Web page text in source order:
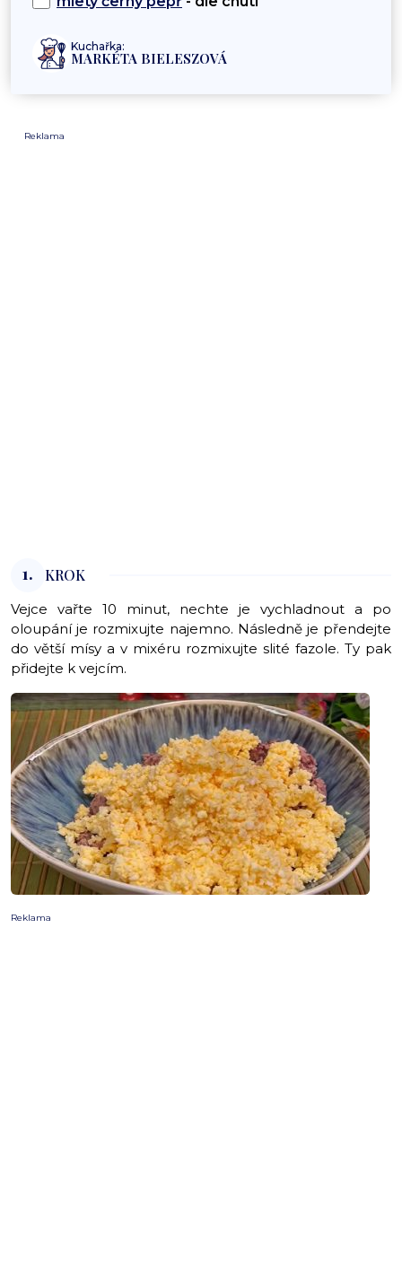
Kuchařka:
MARKÉTA BIELESZOVÁ
Reklama
1. KROK
Vejce vařte 10 minut, nechte je vychladnout a po
oloupání je rozmixujte najemno. Následně je přendejte
do větší mísy a v mixéru rozmixujte slité fazole. Ty pak
přidejte k vejcím.
Reklama